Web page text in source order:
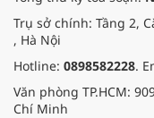
Trụ sở chính: Tầng 2,
, Hà Nội
Hotline: 0898582228.
Văn phòng TP.HCM:
Chí Minh